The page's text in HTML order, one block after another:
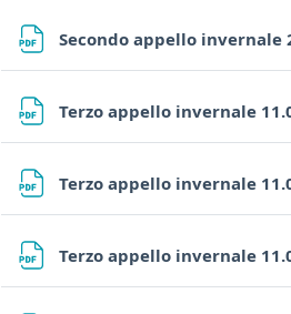
Secondo appello invernale
Terzo appello invernale
Terzo appello invernale
Terzo appello invernale